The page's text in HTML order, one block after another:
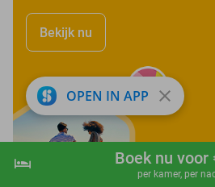
shopping_cart Boek nu
hotel Boek nu voor
per kamer, per
Bekijk nu
OPEN IN APP close